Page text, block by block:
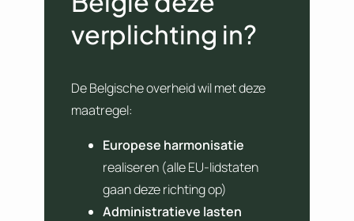
verplichting in?
De Belgische overheid wil met deze
maatregel:
Europese harmonisatie
realiseren (alle EU-lidstaten
gaan deze richting op)
Administratieve lasten